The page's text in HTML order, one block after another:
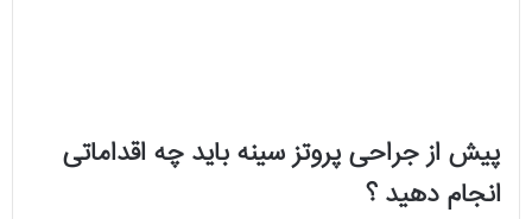
پیش از جراحی پروتز سینه باید چه اقداماتی
انجام دهید ؟